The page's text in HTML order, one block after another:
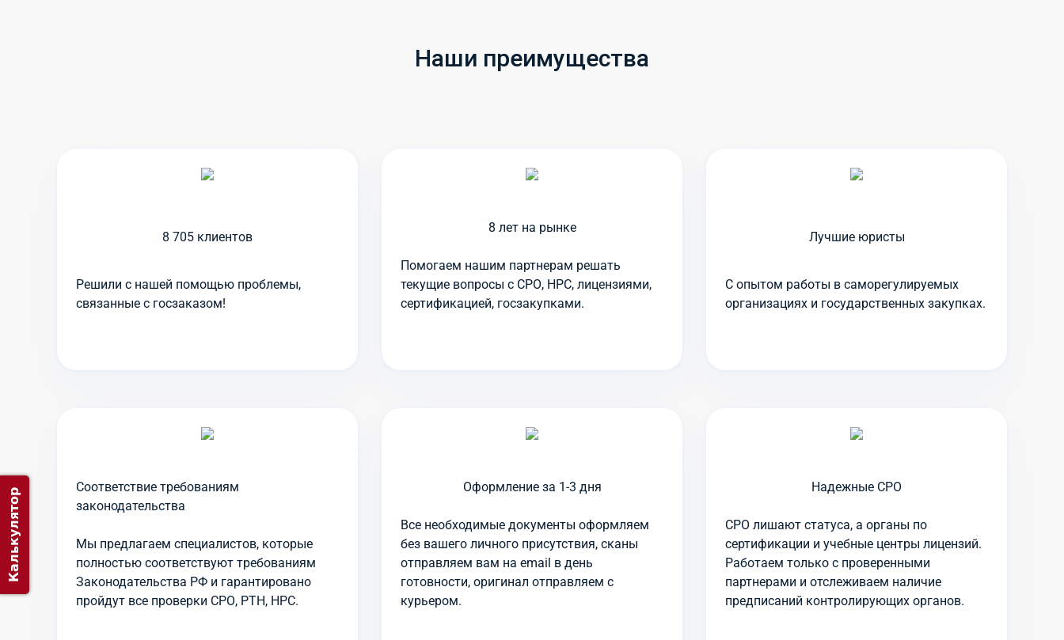
Наши преимущества
8 705 клиентов
Решили с нашей помощью проблемы,
связанные с госзаказом!
8 лет на рынке
Помогаем нашим партнерам решать
текущие вопросы с СРО, НРС, лицензиями,
сертификацией, госзакупками.
Лучшие юристы
С опытом работы в саморегулируемых
организациях и государственных закупках.
Соответствие требованиям
законодательства
Мы предлагаем специалистов, которые
полностью соответствуют требованиям
Законодательства РФ и гарантировано
пройдут все проверки СРО, РТН, НРС.
Оформление за 1-3 дня
Все необходимые документы оформляем
без вашего личного присутствия, сканы
отправляем вам на email в день
готовности, оригинал отправляем с
курьером.
Надежные СРО
СРО лишают статуса, а органы по
сертификации и учебные центры лицензий.
Работаем только с проверенными
партнерами и отслеживаем наличие
предписаний контролирующих органов.
Калькулятор